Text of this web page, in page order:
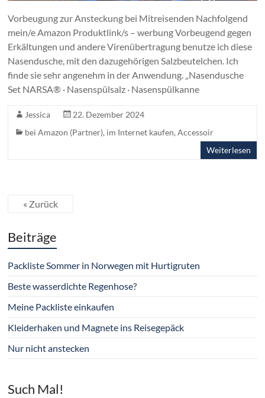
Vorbeugung zur Ansteckung bei Mitreisenden Nachfolgend
mein/e Amazon Produktlink/s – werbung Vorbeugend gegen
Erkältungen und andere Virenübertragung benutze ich diese
Nasendusche, mit den dazugehörigen Salzbeutelchen. Ich
finde sie sehr angenehm in der Anwendung. „Nasendusche
Set NARSA® · Nasenspülsalz · Nasenspülkanne
Jessica
22. Dezember 2024
bei Amazon (Partner), im Internet kaufen,Accessoir
Weiterlesen
« Zurück
Beiträge
Packliste Sommer in Norwegen mit Hurtigruten
Beste wasserdichte Regenhose?
Meine Packliste einkaufen
Kleiderhaken und Magnete ins Reisegepäck
Nur nicht anstecken
Such Mal!